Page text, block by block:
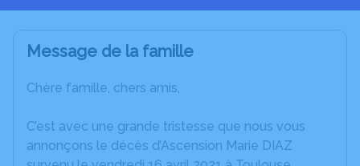
Message de la famille
Chère famille, chers amis,
C’est avec une grande tristesse que nous vous
annonçons le décès d’Ascension Marie DIAZ